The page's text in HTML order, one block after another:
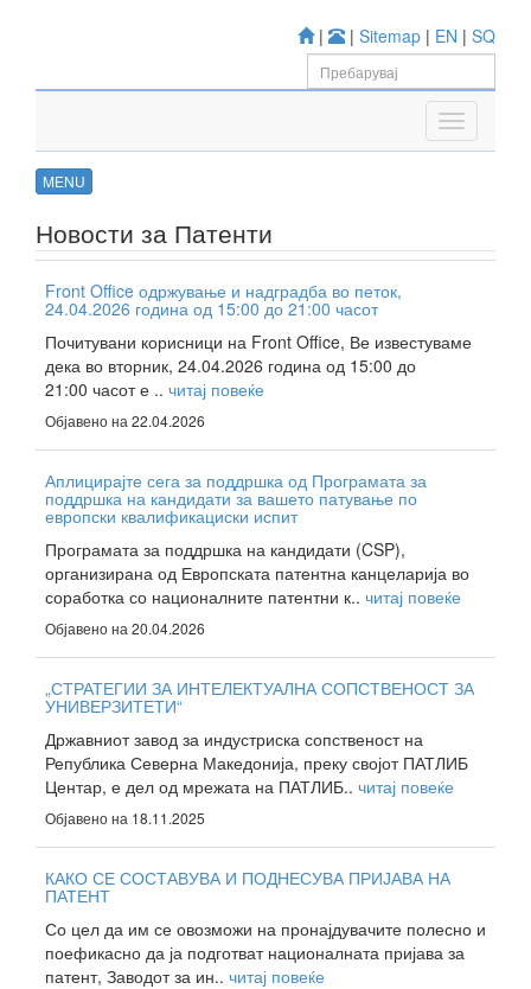
| | Sitemap | EN | SQ
MENU
Новости за Патенти
Front Office одржување и надградба во петок,
24.04.2026 година од 15:00 до 21:00 часот
Почитувани корисници на Front Office, Ве известуваме
дека во вторник, 24.04.2026 година од 15:00 до
21:00 часот е .. читај повеќе
Објавено на 22.04.2026
Аплицирајте сега за поддршка од Програмата за
поддршка на кандидати за вашето патување по
европски квалификациски испит
Програмата за поддршка на кандидати (CSP),
организирана од Европската патентна канцеларија во
соработка со националните патентни к.. читај повеќе
Објавено на 20.04.2026
„СТРАТЕГИИ ЗА ИНТЕЛЕКТУАЛНА СОПСТВЕНОСТ ЗА
УНИВЕРЗИТЕТИ“
Државниот завод за индустриска сопственост на
Република Северна Македонија, преку својот ПАТЛИБ
Центар, е дел од мрежата на ПАТЛИБ.. читај повеќе
Објавено на 18.11.2025
КАКО СЕ СОСТАВУВА И ПОДНЕСУВА ПРИЈАВА НА
ПАТЕНТ
Со цел да им се овозможи на пронајдувачите полесно и
поефикасно да ја подготват националната пријава за
патент, Заводот за ин.. читај повеќе